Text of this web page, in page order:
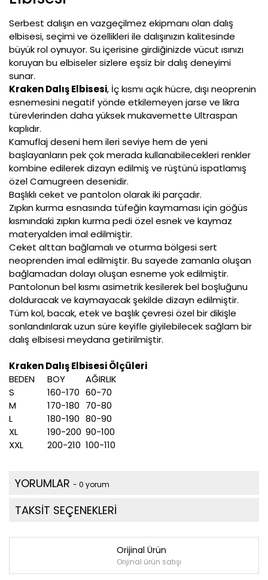
Serbest dalışın en vazgeçilmez ekipmanı olan dalış
elbisesi, seçimi ve özellikleri ile dalışınızın kalitesinde
büyük rol oynuyor. Su içerisine girdiğinizde vücut ısınızı
koruyan bu elbiseler sizlere eşsiz bir dalış deneyimi
sunar.
Kraken Dalış Elbisesi, İç kısmı açık hücre, dışı neoprenin
esnemesini negatif yönde etkilemeyen jarse ve likra
türevlerinden daha yüksek mukavemette Ultraspan
kaplıdır.
Kamuflaj deseni hem ileri seviye hem de yeni
başlayanların pek çok merada kullanabilecekleri renkler
kombine edilerek dizayn edilmiş ve rüştünü ispatlamış
özel Camugreen desenidir.
Başlıklı ceket ve pantolon olarak iki parçadır.
Zıpkın kurma esnasında tüfeğin kaymaması için göğüs
kısmındaki zıpkın kurma pedi özel esnek ve kaymaz
materyalden imal edilmiştir.
Ceket alttan bağlamalı ve oturma bölgesi sert
neoprenden imal edilmiştir. Bu sayede zamanla oluşan
bağlamadan dolayı oluşan esneme yok edilmiştir.
Pantolonun bel kısmı asimetrik kesilerek bel boşluğunu
dolduracak ve kaymayacak şekilde dizayn edilmiştir.
Tüm kol, bacak, etek ve başlık çevresi özel bir dikişle
sonlandırılarak uzun süre keyifle giyilebilecek sağlam bir
dalış elbisesi meydana getirilmiştir.
Kraken Dalış Elbisesi Ölçüleri
BEDEN
BOY
AĞIRLIK
S
160-170 60-70
M
170-180 70-80
L
180-190 80-90
XL
190-200 90-100
XXL
200-210 100-110
YORUMLAR - 0 yorum
TAKSİT SEÇENEKLERİ
Orijinal Ürün
Orijinal ürün satışı